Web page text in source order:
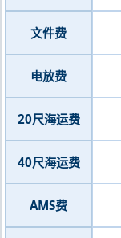
文件费
电放费
20尺海运费
40尺海运费
AMS费